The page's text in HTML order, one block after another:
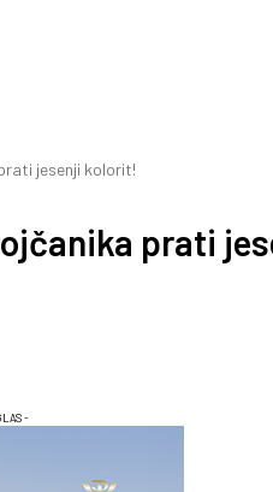
jesenji kolorit!
prati
-